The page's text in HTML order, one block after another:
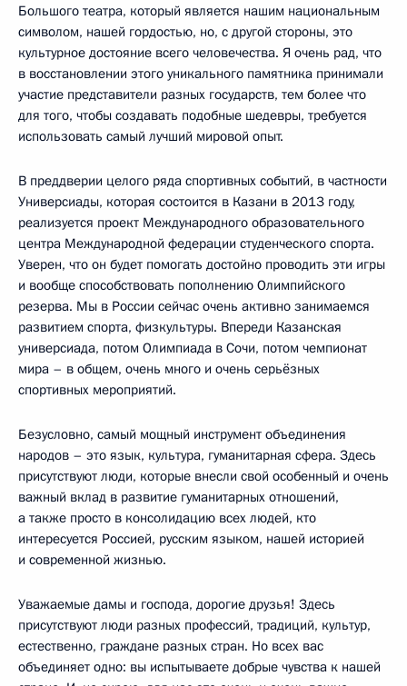
Большого театра, который является нашим национальным
символом, нашей гордостью, но, с другой стороны, это
культурное достояние всего человечества. Я очень рад, что
в восстановлении этого уникального памятника принимали
участие представители разных государств, тем более что
для того, чтобы создавать подобные шедевры, требуется
использовать самый лучший мировой опыт.
В преддверии целого ряда спортивных событий, в частности
Универсиады, которая состоится в Казани в 2013 году,
реализуется проект Международного образовательного
центра Международной федерации студенческого спорта.
Уверен, что он будет помогать достойно проводить эти игры
и вообще способствовать пополнению Олимпийского
резерва. Мы в России сейчас очень активно занимаемся
развитием спорта, физкультуры. Впереди Казанская
универсиада, потом Олимпиада в Сочи, потом чемпионат
мира – в общем, очень много и очень серьёзных
спортивных мероприятий.
Безусловно, самый мощный инструмент объединения
народов – это язык, культура, гуманитарная сфера. Здесь
присутствуют люди, которые внесли свой особенный и очень
важный вклад в развитие гуманитарных отношений,
а также просто в консолидацию всех людей, кто
интересуется Россией, русским языком, нашей историей
и современной жизнью.
Уважаемые дамы и господа, дорогие друзья! Здесь
присутствуют люди разных профессий, традиций, культур,
естественно, граждане разных стран. Но всех вас
объединяет одно: вы испытываете добрые чувства к нашей